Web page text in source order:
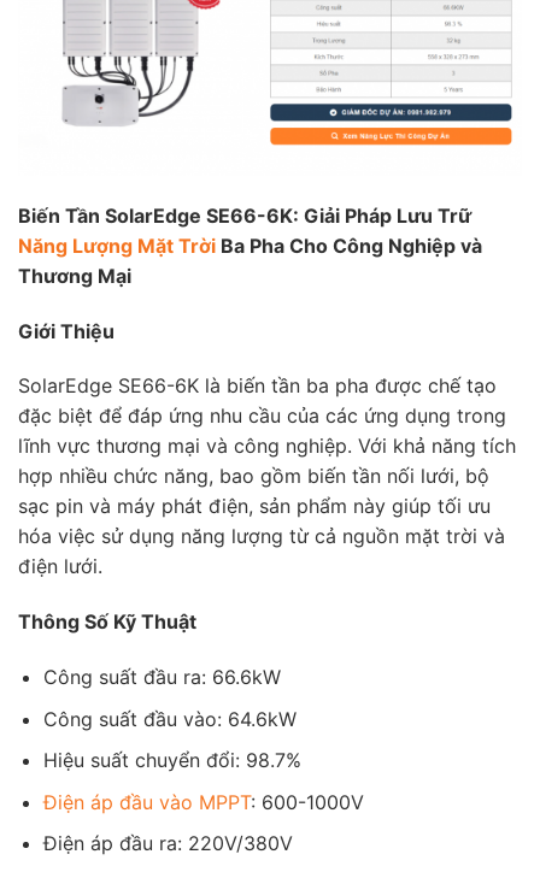
Biến Tần SolarEdge SE66-6K: Giải Pháp Lưu Trữ
Năng Lượng Mặt Trời Ba Pha Cho Công Nghiệp và
Thương Mại
Giới Thiệu
SolarEdge SE66-6K là biến tần ba pha được chế tạo
đặc biệt để đáp ứng nhu cầu của các ứng dụng trong
lĩnh vực thương mại và công nghiệp. Với khả năng tích
hợp nhiều chức năng, bao gồm biến tần nối lưới, bộ
sạc pin và máy phát điện, sản phẩm này giúp tối ưu
hóa việc sử dụng năng lượng từ cả nguồn mặt trời và
điện lưới.
Thông Số Kỹ Thuật
Công suất đầu ra: 66.6kW
Công suất đầu vào: 64.6kW
Hiệu suất chuyển đổi: 98.7%
Điện áp đầu vào MPPT: 600-1000V
Điện áp đầu ra: 220V/380V